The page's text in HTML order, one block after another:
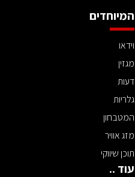
המיוחדים
וידאו
מגזין
דעות
גלריות
המטבחון
מזג אוויר
תוכן שיווקי
עוד ..